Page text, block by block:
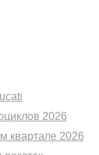
2026
квартале 2026